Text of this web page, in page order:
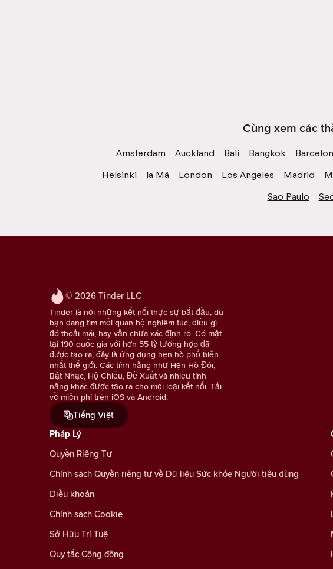
Cùng xem các
Amsterdam Auckland Bali Bangkok
Helsinki
la Mã London Los Angeles Madrid
Sao Paulo
© 2026 Tinder LLC
Tinder là nơi những kết nối thực sự bắt đầu, dù
bạn đang tìm mối quan hệ nghiêm túc, điều gì
đó thoải mái, hay vẫn chưa xác định rõ. Có mặt
tại 190 quốc gia với hơn 55 tỷ tương hợp đã
được tạo ra, đây là ứng dụng hẹn hò phổ biến
nhất thế giới. Các tính năng như Hẹn Hò Đôi,
Bật Nhạc, Hộ Chiếu, Đề Xuất và nhiều tính
năng khác được tạo ra cho mọi loại kết nối. Tải
về miễn phí trên iOS và Android.
Tiếng Việt
Pháp Lý
Quyền Riêng Tư
Chính sách Quyền riêng tư về Dữ liệu Sức khỏe Người tiêu dùng
Điều khoản
Chính sách Cookie
Sở Hữu Trí Tuệ
Quy tắc Cộng đồng